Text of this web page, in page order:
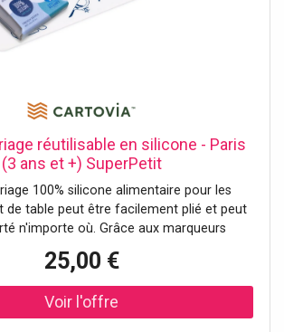
réutilisable en silicone - Paris
(3 ans et +) SuperPetit
100% silicone alimentaire pour les
de table peut être facilement plié et peut
n'importe où. Grâce aux marqueurs
- Lot de feutres inclus - Dimensions du
x 30 cm - Non poreux et antibactérien -
avec un chiffon et de l'eau propre -
/ EN71-1/EN71-2/EN71-3 - Emballage FSC
25,00 €